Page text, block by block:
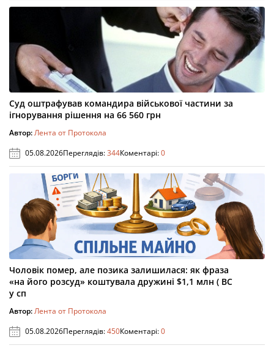
Суд оштрафував командира військової частини за
ігнорування рішення на 66 560 грн
Автор:Лента от Протокола
05.08.2026Переглядів:344Коментарі:0
Чоловік помер, але позика залишилася: як фраза
«на його розсуд» коштувала дружині $1,1 млн ( ВС
у сп
Автор:Лента от Протокола
05.08.2026Переглядів:450Коментарі:0